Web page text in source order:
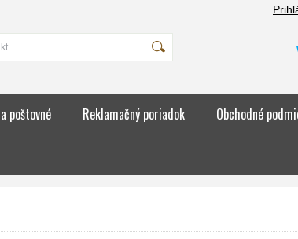
poštovné Reklamačný poriadok Obchodné